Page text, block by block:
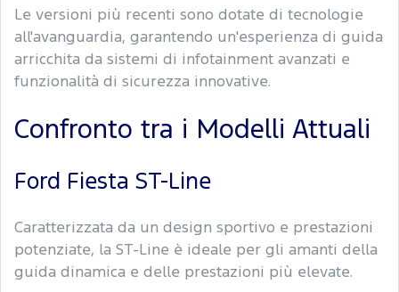
Le versioni più recenti sono dotate di tecnologie
all'avanguardia, garantendo un'esperienza di guida
arricchita da sistemi di infotainment avanzati e
funzionalità di sicurezza innovative.
Confronto tra i Modelli Attuali
Ford Fiesta ST-Line
Caratterizzata da un design sportivo e prestazioni
potenziate, la ST-Line è ideale per gli amanti della
guida dinamica e delle prestazioni più elevate.